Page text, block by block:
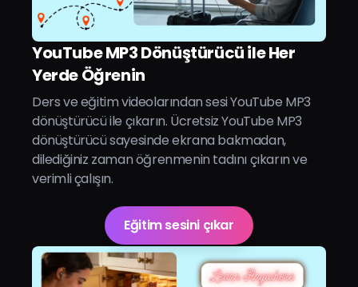
YouTube MP3 Dönüştürücü ile Her
Yerde Öğrenin
Ders ve eğitim videolarından sesi YouTube MP3
dönüştürücü ile çıkarın. Ücretsiz YouTube MP3
dönüştürücü sayesinde ekrana bakmadan,
dilediğiniz zaman öğrenmenin tadını çıkarın ve
verimli çalışın.
Eğitim sesini çıkar